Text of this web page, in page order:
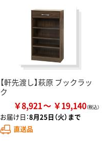
【軒先渡し】萩原 ブックラッ
ク
￥8,921 ￥19,140
お届け日：8月25日（火）まで
直送品